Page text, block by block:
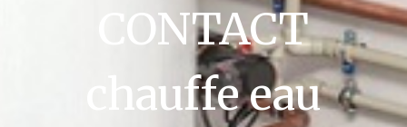
CONTACT
chauffe eau